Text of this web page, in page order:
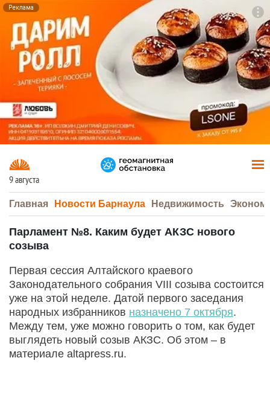
Реклама
9 августа
Главная Новости Барнаула Недвижимость
Парламент №8. Каким будет АКЗС нового
созыва
Первая сессия Алтайского краевого
Законодательного собрания VIII созыва состоится
уже на этой неделе. Датой первого заседания
народных избранников назначено 7 октября.
Между тем, уже можно говорить о том, как будет
выглядеть новый созыв АКЗС. Об этом – в
материале altapress.ru.